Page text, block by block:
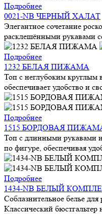
Подробнее
0021-NB ЧЕРНЫЙ ХАЛАТ
Элегантное сочетание
расклешёнными рукавами
Подробнее
1232 БЕЛАЯ ПИЖАМА
Топ с неглубоким
обеспечивает удобство и
Подробнее
1515 БОРДОВАЯ
Топ с длинными рукавами и
по фигуре, обеспечивая
Подробнее
1434-NB БЕЛЫЙ
Соблазнительное белье для
Классический бюстгальтер